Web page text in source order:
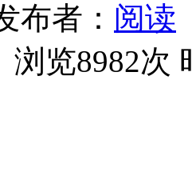
者： 阅读
览8982次